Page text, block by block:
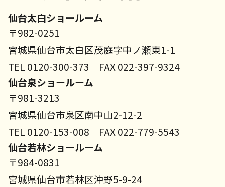
仙台太白ショールーム
〒982-0251
宮城県仙台市太白区茂庭字中ノ瀬東1-1
TEL 0120-300-373 FAX 022-397-9324
仙台泉ショールーム
〒981-3213
宮城県仙台市泉区南中山2-12-2
TEL 0120-153-008 FAX 022-779-5543
仙台若林ショールーム
〒984-0831
宮城県仙台市若林区沖野5-9-24